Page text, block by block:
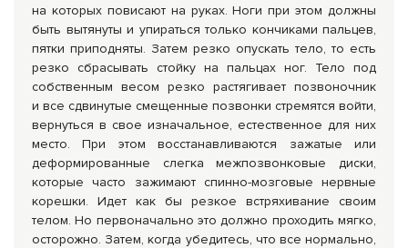
на которых повисают на руках. Ноги при этом должны
быть вытянуты и упираться только кончиками пальцев,
пятки приподняты. Затем резко опускать тело, то есть
резко сбрасывать стойку на пальцах ног. Тело под
собственным весом резко растягивает позвоночник
и все сдвинутые смещенные позвонки стремятся войти,
вернуться в свое изначальное, естественное для них
место. При этом восстанавливаются зажатые или
деформированные слегка межпозвонковые диски,
которые часто зажимают спинно-мозговые нервные
корешки. Идет как бы резкое встряхивание своим
телом. Но первоначально это должно проходить мягко,
осторожно. Затем, когда убедитесь, что все нормально,